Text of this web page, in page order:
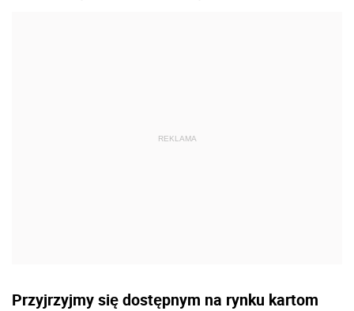
Przyjrzyjmy się dostępnym na rynku kartom